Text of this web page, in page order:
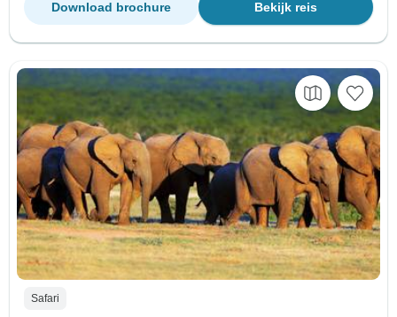
Bekijk reis
Download brochure
Safari